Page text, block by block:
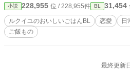
小説 228,955 位 / 228,955件 BL 31,454
ルクイユのおいしいごはんBL 恋愛 日
ご飯もの
最終更新